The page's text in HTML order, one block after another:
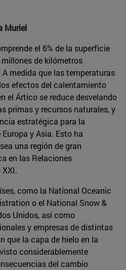
Muriel
el 6% de la superficie
de kilómetros
medida que las temperaturas
efectos del calentamiento
el Ártico se reduce desvelando
primas y recursos naturales, y
estratégica para la
y Asia. Esto ha
una región de gran
en las Relaciones
como la National Oceanic
o el National Snow &
Unidos, así como
y empresas de distintas
que la capa de hielo en la
considerablemente
del cambio